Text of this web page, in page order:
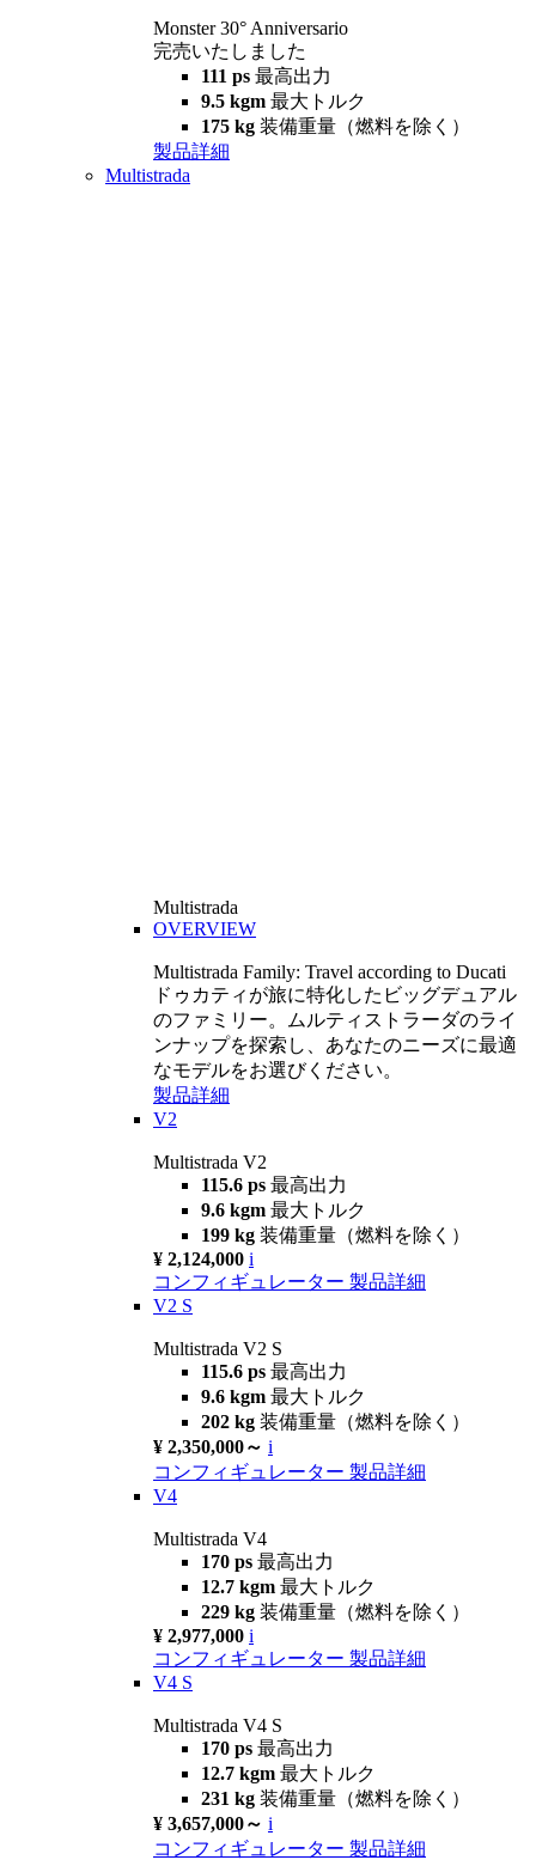
Monster 30° Anniversario
完売いたしました
111 ps 最高出力
9.5 kgm 最大トルク
175 kg 装備重量（燃料を除く）
製品詳細
Multistrada
Multistrada
OVERVIEW
Multistrada Family: Travel according to Ducati
ドゥカティが旅に特化したビッグデュアル
のファミリー。ムルティストラーダのライ
ンナップを探索し、あなたのニーズに最適
なモデルをお選びください。
製品詳細
V2
Multistrada V2
115.6 ps 最高出力
9.6 kgm 最大トルク
199 kg 装備重量（燃料を除く）
¥ 2,124,000 i
コンフィギュレーター 製品詳細
V2 S
Multistrada V2 S
115.6 ps 最高出力
9.6 kgm 最大トルク
202 kg 装備重量（燃料を除く）
¥ 2,350,000～ i
コンフィギュレーター 製品詳細
V4
Multistrada V4
170 ps 最高出力
12.7 kgm 最大トルク
229 kg 装備重量（燃料を除く）
¥ 2,977,000 i
コンフィギュレーター 製品詳細
V4 S
Multistrada V4 S
170 ps 最高出力
12.7 kgm 最大トルク
231 kg 装備重量（燃料を除く）
¥ 3,657,000～ i
コンフィギュレーター 製品詳細